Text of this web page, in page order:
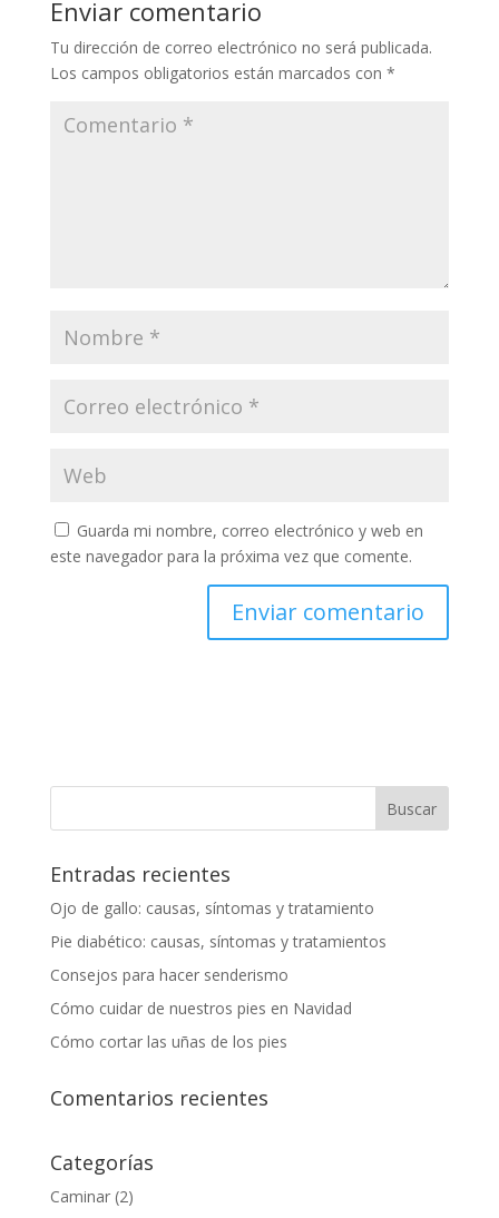
Enviar comentario
Tu dirección de correo electrónico no será publicada.
Los campos obligatorios están marcados con *
Guarda mi nombre, correo electrónico y web en
este navegador para la próxima vez que comente.
Entradas recientes
Ojo de gallo: causas, síntomas y tratamiento
Pie diabético: causas, síntomas y tratamientos
Consejos para hacer senderismo
Cómo cuidar de nuestros pies en Navidad
Cómo cortar las uñas de los pies
Comentarios recientes
Categorías
Caminar(2)